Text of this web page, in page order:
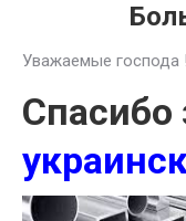
Уважаемые господа !
Спасибо